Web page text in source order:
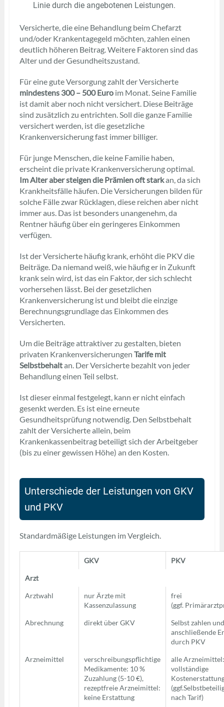
Linie durch die angebotenen Leistungen.
Versicherte, die eine Behandlung beim Chefarzt
und/oder Krankentagegeld möchten, zahlen einen
deutlich höheren Beitrag. Weitere Faktoren sind das
Alter und der Gesundheitszustand.
Für eine gute Versorgung zahlt der Versicherte
mindestens 300 – 500 Euroim Monat. Seine Familie
ist damit aber noch nicht versichert. Diese Beiträge
sind zusätzlich zu entrichten. Soll die ganze Familie
versichert werden, ist die gesetzliche
Krankenversicherung fast immer billiger.
Für junge Menschen, die keine Familie haben,
erscheint die private Krankenversicherung optimal.
Im Alter aber steigen die Prämien oft starkan, da sich
Krankheitsfälle häufen. Die Versicherungen bilden für
solche Fälle zwar Rücklagen, diese reichen aber nicht
immer aus. Das ist besonders unangenehm, da
Rentner häufig über ein geringeres Einkommen
verfügen.
Ist der Versicherte häufig krank, erhöht die PKV die
Beiträge. Da niemand weiß, wie häufig er in Zukunft
krank sein wird, ist das ein Faktor, der sich schlecht
vorhersehen lässt. Bei der gesetzlichen
Krankenversicherung ist und bleibt die einzige
Berechnungsgrundlage das Einkommen des
Versicherten.
Um die Beiträge attraktiver zu gestalten, bieten
privaten Krankenversicherungen Tarife mit
Selbstbehaltan. Der Versicherte bezahlt von jeder
Behandlung einen Teil selbst.
Ist dieser einmal festgelegt, kann er nicht einfach
gesenkt werden. Es ist eine erneute
Gesundheitsprüfung notwendig. Den Selbstbehalt
zahlt der Versicherte allein, beim
Krankenkassenbeitrag beteiligt sich der Arbeitgeber
(bis zu einer gewissen Höhe) an den Kosten.
Unterschiede der Leistungen von GKV
und PKV
Standardmäßige Leistungen im Vergleich.
GKV PKV
Arzt
Arztwahl
nur Ärzte mit
Kassenzulassung
frei
(ggf.
Abrechnung direkt über GKV
Selbst zahlen und
anschließende
durch PKV
Arzneimittel
verschreibungspflichtige
Medikamente: 10 %
Zuzahlung (5-10 €),
rezeptfreie Arzneimittel:
keine Erstattung
alle
vollständige
nach Tarif)